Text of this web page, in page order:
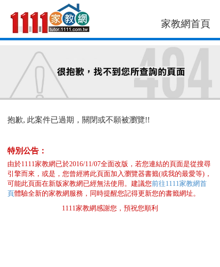
家教網首頁
找老師
找案件
抱歉, 此案件已過期，關閉或不願被瀏覽!!
特別公告：
由於1111家教網已於2016/11/07全面改版，若您連結的頁面是從搜尋
引擎而來，或是，您曾經將此頁面加入瀏覽器書籤(或我的最愛等)，
可能此頁面在新版家教網已經無法使用。建議您前往1111家教網首
頁體驗全新的家教網服務，同時提醒您記得更新您的書籤網址。
1111家教網感謝您，預祝您順利